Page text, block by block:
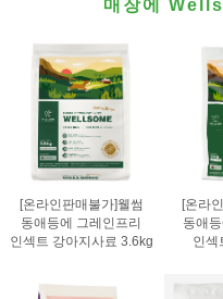
매장에
[온라인판매불가]웰썸
동애등에 그레인프리
인섹트 강아지사료 3.6kg
[온라
동애
인섹